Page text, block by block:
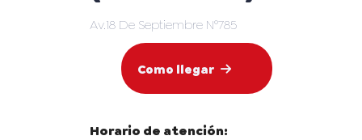
Av.18 De Septiembre N°785
Como llegar
Horario de atención: